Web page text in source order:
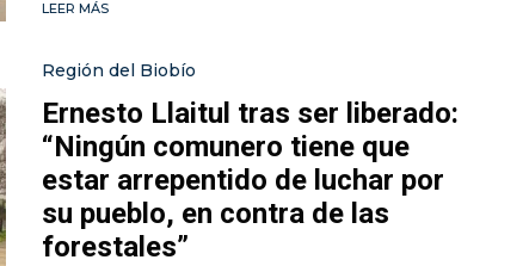
LEER MÁS
Región del Biobío
Ernesto Llaitul tras ser liberado:
“Ningún comunero tiene que
estar arrepentido de luchar por
su pueblo, en contra de las
forestales”